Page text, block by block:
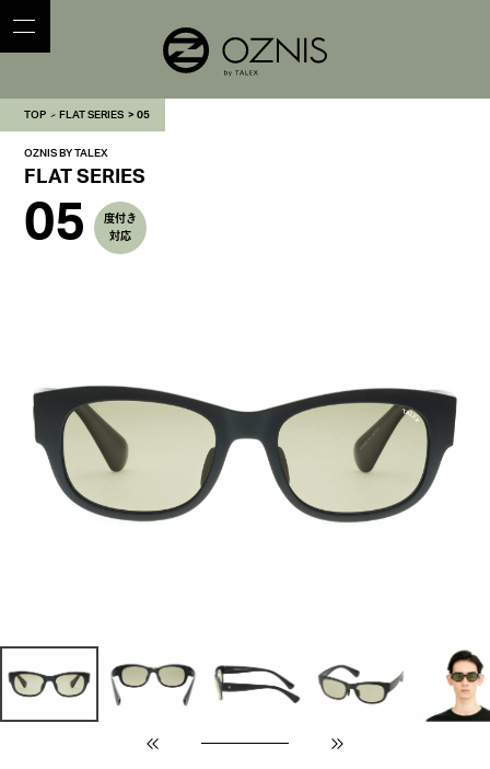
TOP FLAT SERIES 05
OZNIS BY TALEX
FLAT SERIES
05
度付き
対応